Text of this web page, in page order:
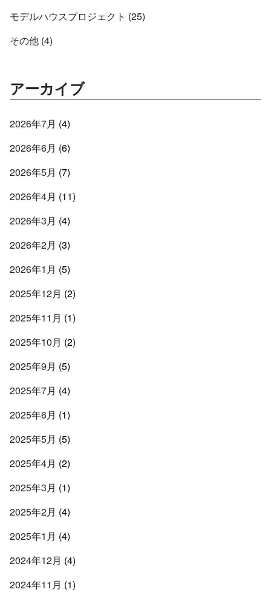
モデルハウスプロジェクト (25)
その他 (4)
アーカイブ
2026年7月 (4)
2026年6月 (6)
2026年5月 (7)
2026年4月 (11)
2026年3月 (4)
2026年2月 (3)
2026年1月 (5)
2025年12月 (2)
2025年11月 (1)
2025年10月 (2)
2025年9月 (5)
2025年7月 (4)
2025年6月 (1)
2025年5月 (5)
2025年4月 (2)
2025年3月 (1)
2025年2月 (4)
2025年1月 (4)
2024年12月 (4)
2024年11月 (1)